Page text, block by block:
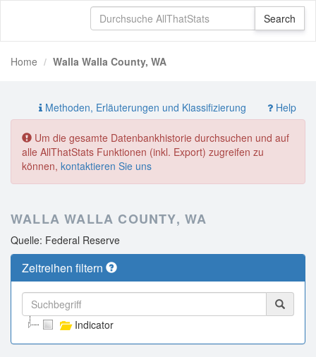
Home Walla Walla County, WA
Methoden, Erläuterungen und Klassifizierung Help
Um die gesamte Datenbankhistorie durchsuchen und auf
alle AllThatStats Funktionen (inkl. Export) zugreifen zu
können, kontaktieren Sie uns
WALLA WALLA COUNTY, WA
Quelle: Federal Reserve
Zeitreihen filtern
Indicator